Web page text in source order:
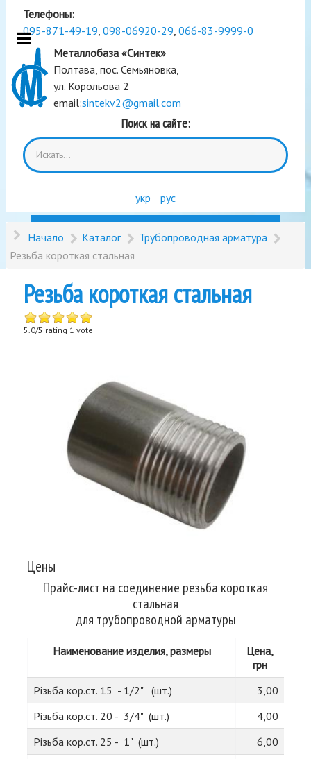
Телефоны:
095-871-49-19, 098-06920-29, 066-83-9999-0
Металлобаза «Синтек»
Полтава, пос. Семьяновка,
ул. Корольова 2
email:sintekv2@gmail.com
Поиск на сайте:
укр рус
Начало Каталог
Трубопроводная арматура
Резьба короткая стальная
Резьба короткая стальная
5.0/5 rating 1 vote
Цены
Прайс-лист на соединение резьба короткая
стальная
для трубопроводной арматуры
Наименование изделия, размеры
Цена,
грн
Різьба кор.ст. 15 - 1/2" (шт.)
3,00
Різьба кор.ст. 20 - 3/4" (шт.)
4,00
Різьба кор.ст. 25 - 1" (шт.)
6,00